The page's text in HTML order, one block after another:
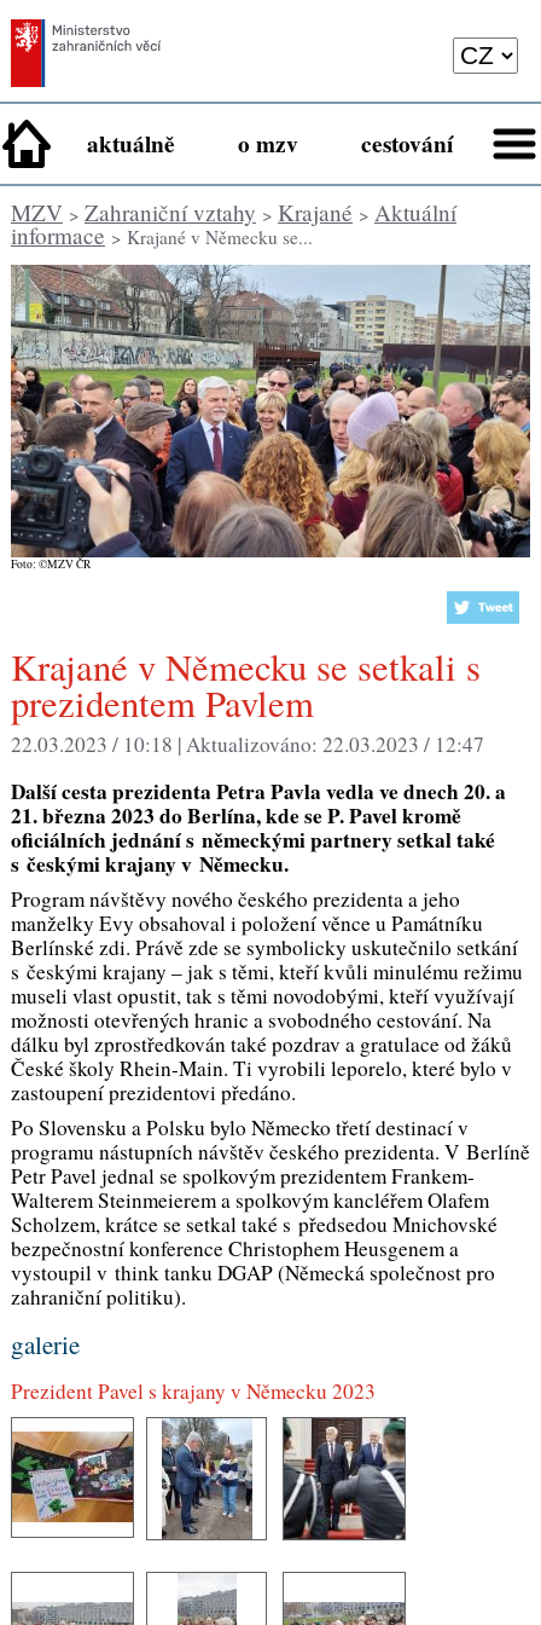
aktuálně o mzv cestování
MZV> Zahraniční vztahy > Krajané > Aktuální
informace > Krajané v Německu se...
Foto: ©MZV ČR
Krajané v Německu se setkali s
prezidentem Pavlem
22.03.2023 / 10:18 |Aktualizováno: 22.03.2023 / 12:47
Další cesta prezidenta Petra Pavla vedla ve dnech 20. a
21. března 2023 do Berlína, kde se P. Pavel kromě
oficiálních jednání s německými partnery setkal také
s českými krajany v Německu.
Program návštěvy nového českého prezidenta a jeho
manželky Evy obsahoval i položení věnce u Památníku
Berlínské zdi. Právě zde se symbolicky uskutečnilo setkání
s českými krajany – jak s těmi, kteří kvůli minulému režimu
museli vlast opustit, tak s těmi novodobými, kteří využívají
možnosti otevřených hranic a svobodného cestování. Na
dálku byl zprostředkován také pozdrav a gratulace od žáků
České školy Rhein-Main. Ti vyrobili leporelo, které bylo v
zastoupení prezidentovi předáno.
Po Slovensku a Polsku bylo Německo třetí destinací v
programu nástupních návštěv českého prezidenta. V Berlíně
Petr Pavel jednal se spolkovým prezidentem Frankem-
Walterem Steinmeierem a spolkovým kancléřem Olafem
Scholzem, krátce se setkal také s předsedou Mnichovské
bezpečnostní konference Christophem Heusgenem a
vystoupil v think tanku DGAP (Německá společnost pro
zahraniční politiku).
galerie
Prezident Pavel s krajany v Německu 2023